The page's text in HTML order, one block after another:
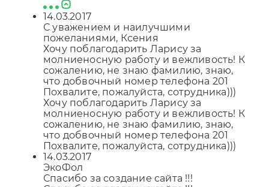
14.03.2017
С уважением и наилучшими
пожеланиями, Ксения
Хочу поблагодарить Ларису за
молниеносную работу и вежливость! К
сожалению, не знаю фамилию, знаю,
что добвочный номер телефона 201
Похвалите, пожалуйста, сотрудника)))
Хочу поблагодарить Ларису за
молниеносную работу и вежливость! К
сожалению, не знаю фамилию, знаю,
что добвочный номер телефона 201
Похвалите, пожалуйста, сотрудника)))
14.03.2017
ЭкоФол
Спасибо за создание сайта !!!